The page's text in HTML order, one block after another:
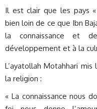
Il est clair que les pays
bien loin de ce que Ibn
la connaissance et
développement et à la
L’ayatollah Motahhari
la religion :
« La connaissance nous